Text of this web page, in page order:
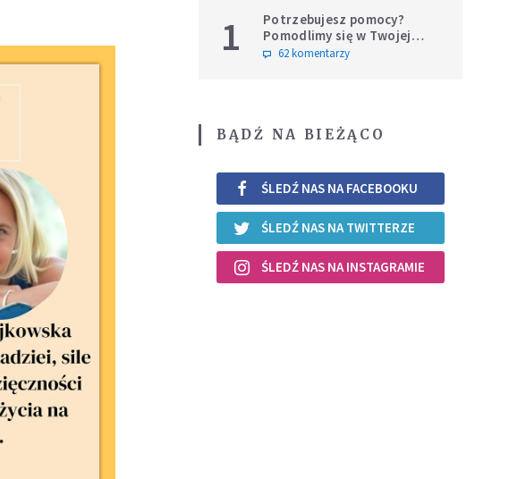
1
Potrzebujesz pomocy?
Pomodlimy się w Twojej
intencji
62 komentarzy
BĄDŹ NA BIEŻĄCO
ŚLEDŹ NAS NA FACEBOOKU
ŚLEDŹ NAS NA TWITTERZE
ŚLEDŹ NAS NA INSTAGRAMIE